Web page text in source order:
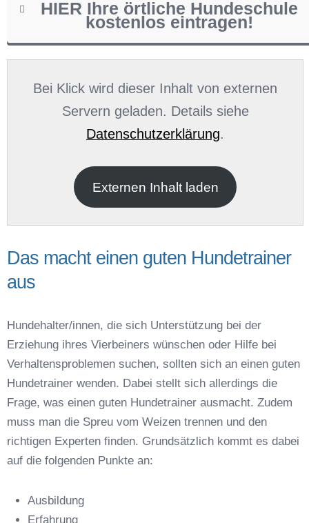
HIER Ihre örtliche Hundeschule
kostenlos eintragen!
Anschrift
Bei Klick wird dieser Inhalt von externen
Servern geladen. Details siehe
Datenschutzerklärung.
Externen Inhalt laden
Das macht einen guten Hundetrainer
aus
Hundehalter/innen, die sich Unterstützung bei der
Erziehung ihres Vierbeiners wünschen oder Hilfe bei
Verhaltensproblemen suchen, sollten sich an einen guten
Hundetrainer wenden. Dabei stellt sich allerdings die
Frage, was einen guten Hundetrainer ausmacht. Zudem
muss man die Spreu vom Weizen trennen und den
richtigen Experten finden. Grundsätzlich kommt es dabei
auf die folgenden Punkte an:
Ausbildung
Erfahrung